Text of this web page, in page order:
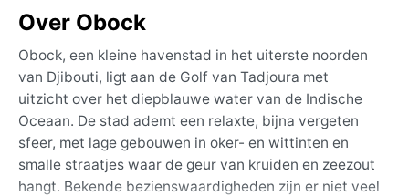
Over Obock
Obock, een kleine havenstad in het uiterste noorden
van Djibouti, ligt aan de Golf van Tadjoura met
uitzicht over het diepblauwe water van de Indische
Oceaan. De stad ademt een relaxte, bijna vergeten
sfeer, met lage gebouwen in oker- en wittinten en
smalle straatjes waar de geur van kruiden en zeezout
hangt. Bekende bezienswaardigheden zijn er niet veel